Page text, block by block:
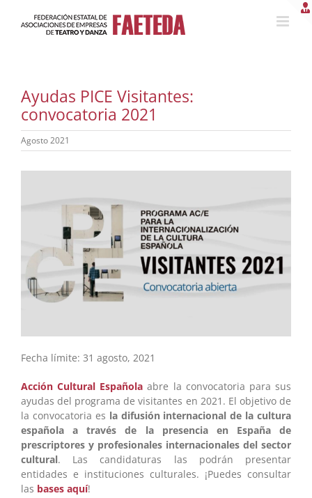
Ayudas PICE Visitantes:
convocatoria 2021
Agosto 2021
Fecha límite: 31 agosto, 2021
Acción Cultural Española abre la convocatoria para sus
ayudas del programa de visitantes en 2021. El objetivo de
la convocatoria es la difusión internacional de la cultura
española a través de la presencia en España de
prescriptores y profesionales internacionales del sector
cultural. Las candidaturas las podrán presentar
entidades e instituciones culturales. ¡Puedes consultar
las bases aquí!